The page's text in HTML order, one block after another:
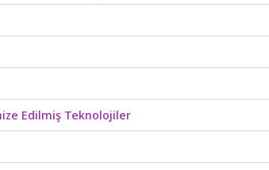
Edilmiş Teknolojiler